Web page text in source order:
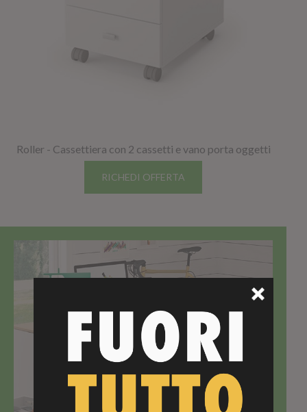
Roller - Cassettiera con 2 cassetti e vano porta oggetti
RICHEDI OFFERTA
TOP SELLER!